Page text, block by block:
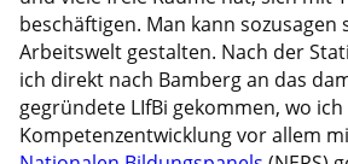
beschäftigen. Man kann sozusagen
Arbeitswelt gestalten. Nach der
ich direkt nach Bamberg an das
gegründete LIfBi gekommen, wo
Kompetenzentwicklung vor allem